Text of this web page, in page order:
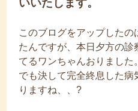
いいたします。
このブログをアップした
たんですが、本日夕方の診
てるワンちゃんおりました
でも決して完全終息した
りますね、、?